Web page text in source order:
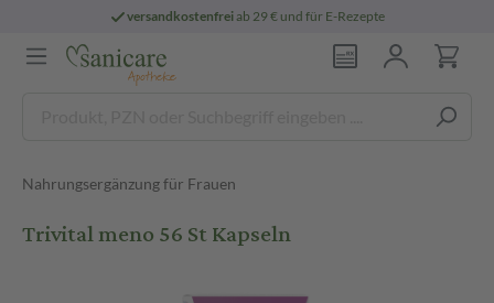
versandkostenfreiab 29 € und für E-Rezepte
Nahrungsergänzung für Frauen
Trivital meno 56 St Kapseln